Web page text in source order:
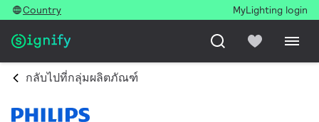
Country MyLighting login
กลับไปที่กลุ่มผลิตภัณฑ์